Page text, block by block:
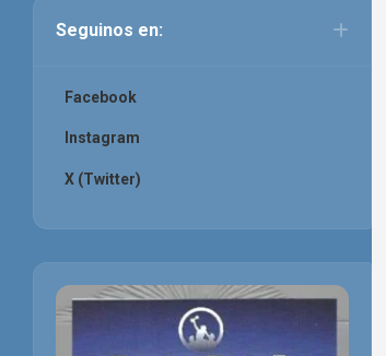
Seguinos en:
Facebook
Instagram
X (Twitter)